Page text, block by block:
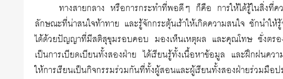
ทางสายกลาง หรือการกระทำที่พอดีๆ ก็คือ การให้ได้รู้ในสิ่งที่ค
ลักษณะที่น่าสนใจท้าทาย และรู้จักกระตุ้นเร้าให้เกิดความสนใจ ชักนำใ
ได้ด้วยปัญญาที่มีสติสุขุมรอบคอบ มองเห็นเหตุผล และคุณโทษ ชั่งตรอ
เป็นการเบียดเบียนทั้งสองฝ่าย ได้เรียนรู้ทั้งเนื้อหาข้อมูล และฝึกฝนค
ให้การเรียนเป็นกิจกรรมร่วมกันที่ทั้งผู้สอนและผู้เรียนทั้งสองฝ่ายร่วมมื